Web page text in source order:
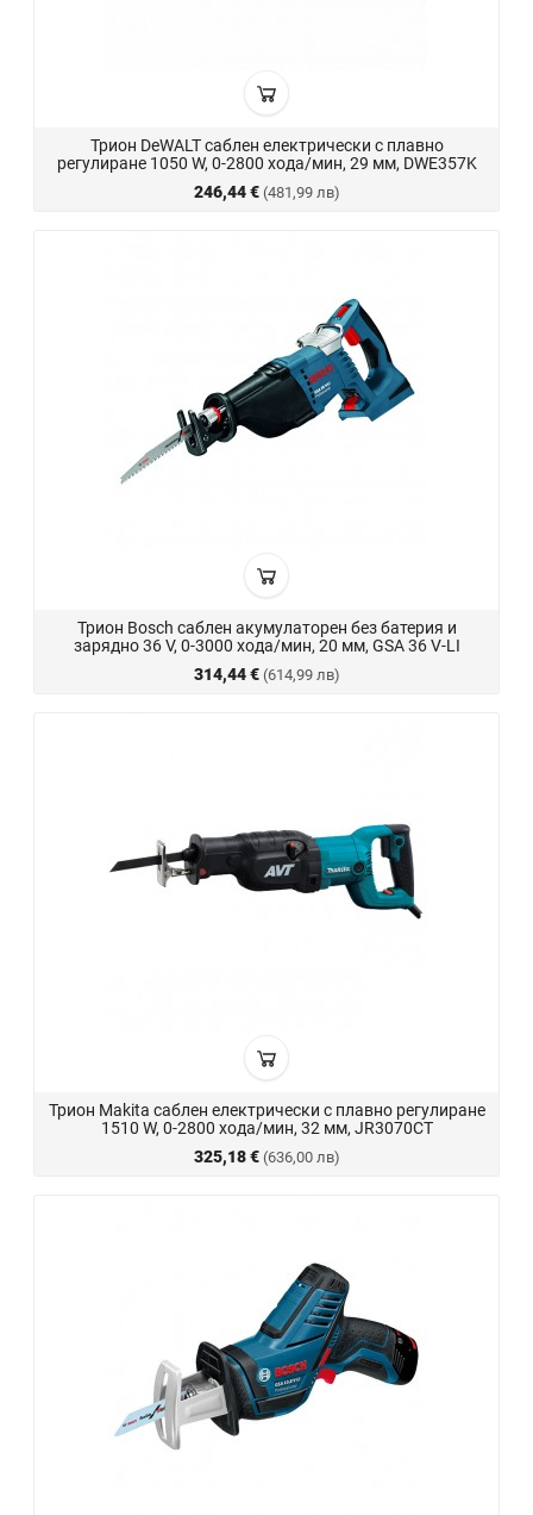
Трион DeWALT саблен електрически с плавно
регулиране 1050 W, 0-2800 хода/мин, 29 мм, DWE357K
246,44 € (481,99 лв)
Трион Bosch саблен акумулаторен без батерия и
зарядно 36 V, 0-3000 хода/мин, 20 мм, GSA 36 V-LI
314,44 € (614,99 лв)
Трион Makita саблен електрически с плавно регулиране
1510 W, 0-2800 хода/мин, 32 мм, JR3070CT
325,18 € (636,00 лв)